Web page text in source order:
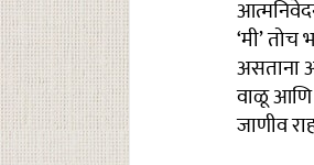
‘मी’
असताना
वाळू आणि
जाणीव